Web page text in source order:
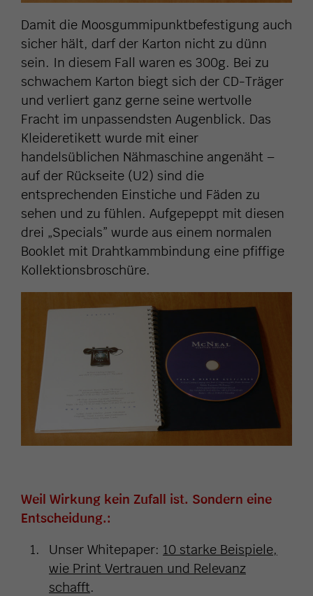
Damit die Moosgummipunktbefestigung auch
sicher hält, darf der Karton nicht zu dünn
sein. In diesem Fall waren es 300g. Bei zu
schwachem Karton biegt sich der CD-Träger
und verliert ganz gerne seine wertvolle
Fracht im unpassendsten Augenblick. Das
Kleideretikett wurde mit einer
handelsüblichen Nähmaschine angenäht –
auf der Rückseite (U2) sind die
entsprechenden Einstiche und Fäden zu
sehen und zu fühlen. Aufgepeppt mit diesen
drei „Specials” wurde aus einem normalen
Booklet mit Drahtkammbindung eine pfiffige
Kollektionsbroschüre.
Weil Wirkung kein Zufall ist. Sondern eine
Entscheidung.:
Unser Whitepaper: 10 starke Beispiele,
wie Print Vertrauen und Relevanz
schafft.